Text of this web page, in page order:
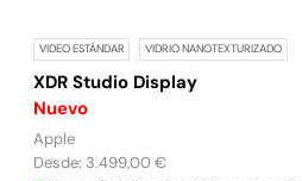
VIDEO ESTÁNDAR VIDRIO NANOTEXTURIZADO
XDR Studio Display
Nuevo
Apple
Desde: 3.499,00€